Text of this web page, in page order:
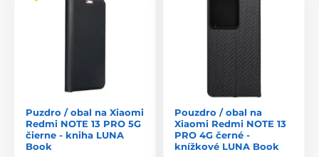
Puzdro / obal na Xiaomi
Redmi NOTE 13 PRO 5G
čierne - kniha LUNA
Book
Pouzdro / obal na
Xiaomi Redmi NOTE 13
PRO 4G černé -
knížkové LUNA Book